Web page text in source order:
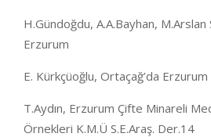
H.Gündoğdu, A.A.Bayhan, M.Arslan
Erzurum
E. Kürkçüoğlu, Ortaçağ’da Erzurum
T.Aydın, Erzurum Çifte Minareli
Örnekleri K.M.Ü S.E.Araş. Der.14